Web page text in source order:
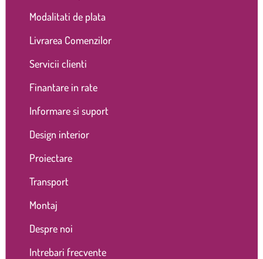
Modalitati de plata
Livrarea Comenzilor
Servicii clienti
Finantare in rate
Informare si suport
Design interior
Proiectare
Transport
Montaj
Despre noi
Intrebari frecvente